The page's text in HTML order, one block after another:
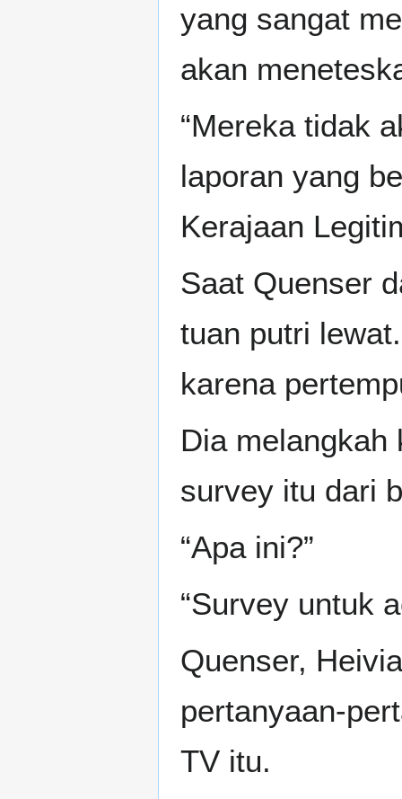
yang sangat
akan
“Mereka tidak
laporan yang
Kerajaan
Saat Quenser
tuan putri
karena
Dia melangkah
survey itu dari
“Apa ini?”
“Survey untuk
Quenser,
pertanyaan-
TV itu.